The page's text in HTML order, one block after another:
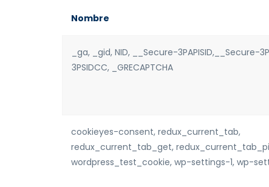
Nombre
_ga, _gid, NID, __Secure-3PAPISID,__Secure-
3PSIDCC, _GRECAPTCHA
cookieyes-consent, redux_current_tab,
redux_current_tab_get,
wordpress_test_cookie, wp-settings-1, wp-